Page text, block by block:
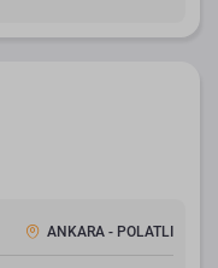
ANKARA - POLATLI